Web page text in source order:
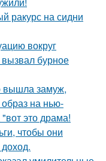
ракурс на сидни
вокруг
вызвал бурное
вышла замуж,
на нью-
это драма!
чтобы они